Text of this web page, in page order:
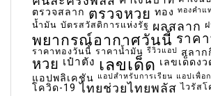
ตรวจสลาก ตรวจหวย ทอง ทองคำแ
น้ำมัน บัตรสวัสดิการแห่งรัฐ ผลสลาก
พยากรณ์อากาศวันนี้ ราค
ราคาทองวันนี้ ราคาน้ำมัน รีวิวแอป สลาก
หวย เป๋าตัง เลขเด็ด เลขเด็ดง
แอปพลิเคชัน แอปสำหรับการเรียน แอปเพื่อ
โควิด-19 ไทยช่วยไทยพลัส ไวรัสโ